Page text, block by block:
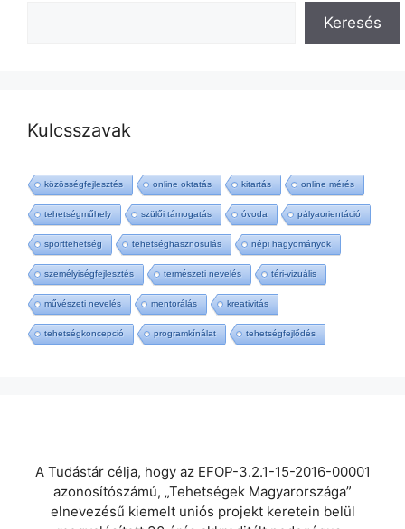
Keresés
Kulcsszavak
közösségfejlesztés online oktatás kitartás online mérés
tehetségműhely szülői támogatás óvoda pályaorientáció
sporttehetség tehetséghasznosulás népi hagyományok
személyiségfejlesztés természeti nevelés téri-vizuális
művészeti nevelés mentorálás kreativitás
tehetségkoncepció programkínálat tehetségfejlődés
A Tudástár célja, hogy az EFOP-3.2.1-15-2016-00001
azonosítószámú, „Tehetségek Magyarországa”
elnevezésű kiemelt uniós projekt keretein belül